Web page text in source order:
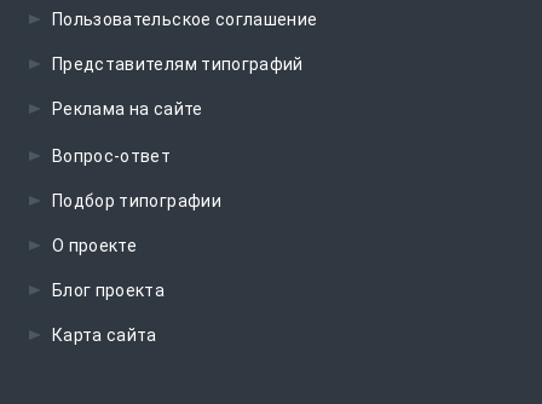
Пользовательское соглашение
Представителям типографий
Реклама на сайте
Вопрос-ответ
Подбор типографии
О проекте
Блог проекта
Карта сайта